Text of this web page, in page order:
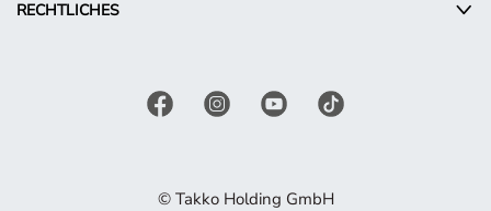
RECHTLICHES
© Takko Holding GmbH